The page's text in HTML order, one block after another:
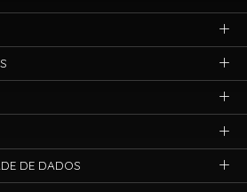
DE DADOS